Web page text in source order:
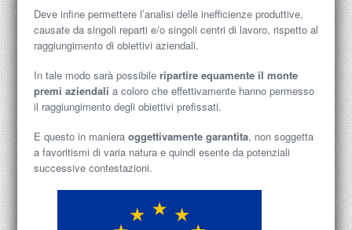
Deve infine permettere l’analisi delle inefficienze produttive,
causate da singoli reparti e/o singoli centri di lavoro, rispetto al
raggiungimento di obiettivi aziendali.
In tale modo sarà possibile ripartire equamente il monte
premi aziendali a coloro che effettivamente hanno permesso
il raggiungimento degli obiettivi prefissati.
E questo in maniera oggettivamente garantita, non soggetta
a favoritismi di varia natura e quindi esente da potenziali
successive contestazioni.